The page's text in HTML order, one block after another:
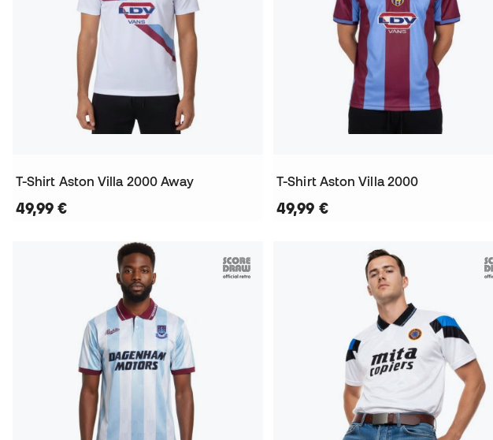
T-Shirt Aston Villa 2000 Away
49,99 €
T-Shirt Aston Villa 2000
49,99 €